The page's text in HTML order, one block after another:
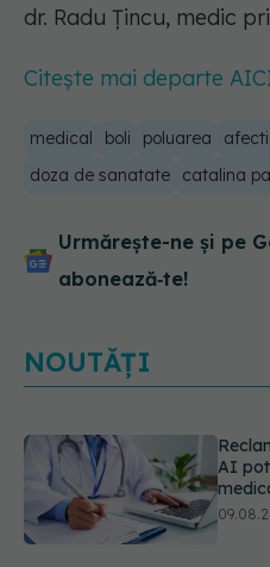
dr. Radu Țincu, medic
Citește mai departe
medical boli poluarea
doza de sanatate
catalina
Urmărește-ne și pe
abonează‑te!
NOUTĂȚI
De ce
Ce